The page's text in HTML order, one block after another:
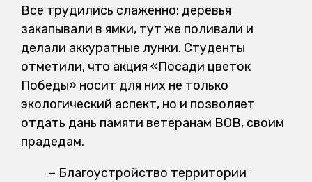
Все трудились слаженно: деревья
закапывали в ямки, тут же поливали и
делали аккуратные лунки. Студенты
отметили, что акция «Посади цветок
Победы» носит для них не только
экологический аспект, но и позволяет
отдать дань памяти ветеранам ВОВ, своим
прадедам.
– Благоустройство территории